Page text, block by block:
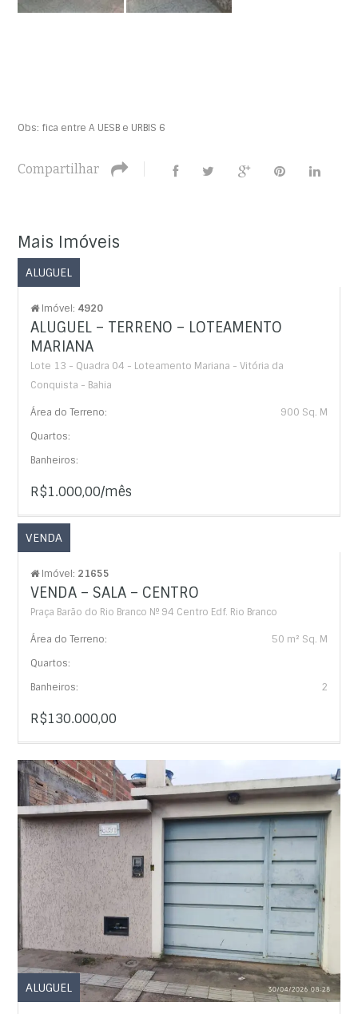
Obs: fica entre A UESB e URBIS 6
Compartilhar
Mais Imóveis
ALUGUEL
Imóvel: 4920
ALUGUEL – TERRENO – LOTEAMENTO
MARIANA
Lote 13 - Quadra 04 - Loteamento Mariana - Vitória da
Conquista - Bahia
Área do Terreno:
900 Sq. M
Quartos:
Banheiros:
R$1.000,00/mês
VENDA
Imóvel: 21655
VENDA – SALA – CENTRO
Praça Barão do Rio Branco Nº 94 Centro Edf. Rio Branco
Área do Terreno:
50 m² Sq. M
Quartos:
Banheiros:
2
R$130.000,00
ALUGUEL